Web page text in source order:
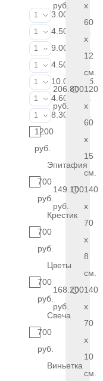
ФИО и даты
1
3.000 руб.
ФИО и даты
1
4.500 руб.
ФИО и даты
1
9.000 руб.
Портрет
1
4.500 руб.
Портрет
1
10.000 руб.
Фотокерамика
1
4.600 руб.
Фото на
1
8.300 руб.
1200
руб.
Эпитафия
700
руб.
Крестик
700
руб.
Цветы
700
руб.
Свеча
700
руб.
Виньетка
руб.
x
60
x
12
см.
206.800
руб.
120
x
60
x
15
см.
149.100
руб.
140
x
70
x
8
см.
168.200
руб.
140
x
70
x
10
см.